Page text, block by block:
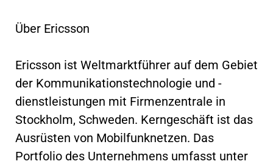
Über Ericsson
Ericsson ist Weltmarktführer auf dem Gebiet
der Kommunikationstechnologie und -
dienstleistungen mit Firmenzentrale in
Stockholm, Schweden. Kerngeschäft ist das
Ausrüsten von Mobilfunknetzen. Das
Portfolio des Unternehmens umfasst unter